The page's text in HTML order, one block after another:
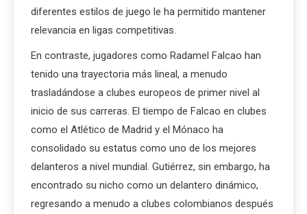
diferentes estilos de juego le ha permitido mantener
relevancia en ligas competitivas.
En contraste, jugadores como Radamel Falcao han
tenido una trayectoria más lineal, a menudo
trasladándose a clubes europeos de primer nivel al
inicio de sus carreras. El tiempo de Falcao en clubes
como el Atlético de Madrid y el Mónaco ha
consolidado su estatus como uno de los mejores
delanteros a nivel mundial. Gutiérrez, sin embargo, ha
encontrado su nicho como un delantero dinámico,
regresando a menudo a clubes colombianos después